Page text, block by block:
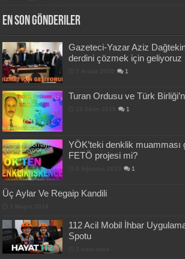
En Son Gönderiler
Gazeteci-Yazar Aziz
derdini çözmek için geliyoruz
1
Turan Ordusu ve Türk
1
YÖK’teki denklik muamması
FETÖ projesi mi?
1
Üç Aylar Ve Regaip Kandili
112 Acil Mobil İhbar
Spotu